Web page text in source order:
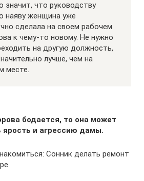
значит, что руководству
наяву женщина уже
сделала на своем рабочем
к чему-то новому. Не нужно
на другую должность,
лучше, чем на
месте.
бодается, то она может
ярость и агрессию дамы.
Сонник делать ремонт